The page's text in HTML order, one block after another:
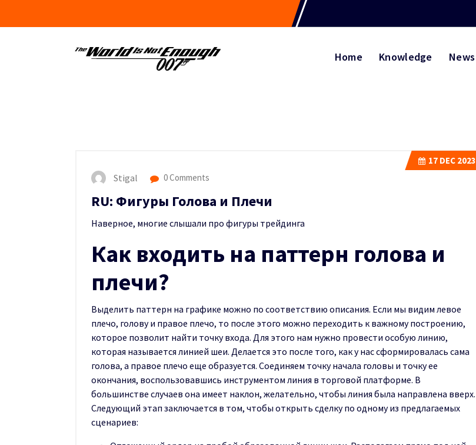
Home Knowledge News
17DEC 2023
Stigal 0 Comments
RU: Фигуры Голова и Плечи
Наверное, многие слышали про фигуры трейдинга
Как входить на паттерн голова и
плечи?
Выделить паттерн на графике можно по соответствию описания. Если мы видим левое
плечо, голову и правое плечо, то после этого можно переходить к важному построению,
которое позволит найти точку входа. Для этого нам нужно провести особую линию,
которая называется линией шеи. Делается это после того, как у нас сформировалась сама
голова, а правое плечо еще образуется. Соединяем точку начала головы и точку ее
окончания, воспользовавшись инструментом линия в торговой платформе. В
большинстве случаев она имеет наклон, желательно, чтобы линия была направлена вверх.
Следующий этап заключается в том, чтобы открыть сделку по одному из предлагаемых
сценариев: